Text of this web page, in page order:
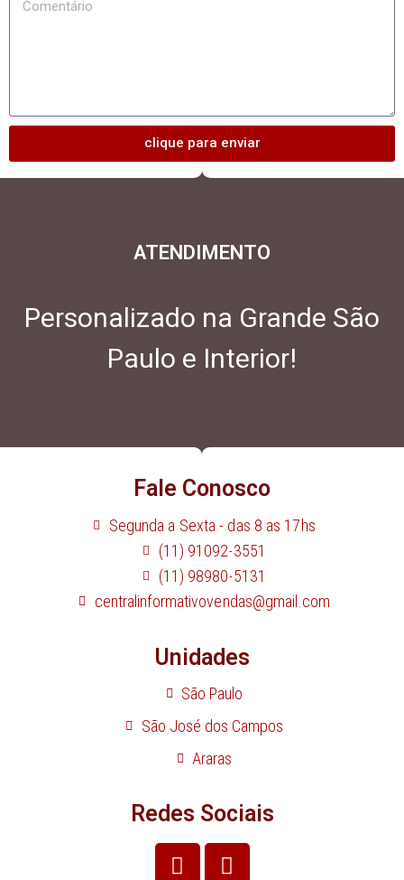
clique para enviar
ATENDIMENTO
Personalizado na Grande São
Paulo e Interior!
Fale Conosco
Segunda a Sexta - das 8 as 17hs
(11) 91092-3551
(11) 98980-5131
centralinformativovendas@gmail.com
Unidades
São Paulo
São José dos Campos
Araras
Redes Sociais